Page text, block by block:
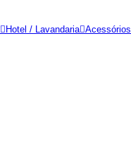
Hotel / Lavandaria Acessórios